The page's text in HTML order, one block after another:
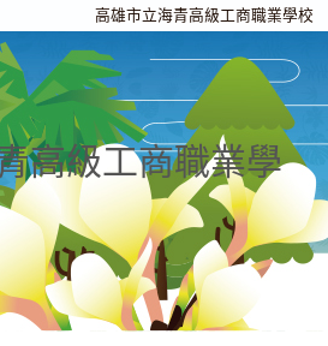
高雄市立海青高級工商職業學校
高級工商職業學